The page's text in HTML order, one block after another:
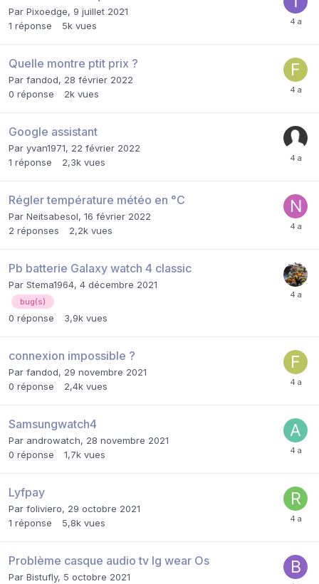
Par Pixoedge, 9 juillet 2021
1 réponse 5k vues
Quelle montre ptit prix ?
Par fandod, 28 février 2022
0 réponse 2k vues
Google assistant
Par yvan1971, 22 février 2022
1 réponse 2,3k vues
Régler température météo en °C
Par Neitsabesol, 16 février 2022
2 réponses 2,2k vues
Pb batterie Galaxy watch 4 classic
Par Stema1964, 4 décembre 2021
bug(s)
0 réponse 3,9k vues
connexion impossible ?
Par fandod, 29 novembre 2021
0 réponse 2,4k vues
Samsungwatch4
Par androwatch, 28 novembre 2021
0 réponse 1,7k vues
Lyfpay
Par foliviero, 29 octobre 2021
1 réponse 5,8k vues
Problème casque audio tv lg wear Os
Par Bistufly, 5 octobre 2021